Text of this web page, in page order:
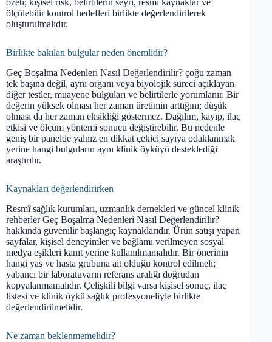
özeti; kişisel risk, belirtilerin seyri, resmî kaynaklar ve
ölçülebilir kontrol hedefleri birlikte değerlendirilerek
oluşturulmalıdır.
Birlikte bakılan bulgular neden önemlidir?
Geç Boşalma Nedenleri Nasıl Değerlendirilir? çoğu zaman
tek başına değil, aynı organı veya biyolojik süreci açıklayan
diğer testler, muayene bulguları ve belirtilerle yorumlanır. Bir
değerin yüksek olması her zaman üretimin arttığını; düşük
olması da her zaman eksikliği göstermez. Dağılım, kayıp, ilaç
etkisi ve ölçüm yöntemi sonucu değiştirebilir. Bu nedenle
geniş bir panelde yalnız en dikkat çekici sayıya odaklanmak
yerine hangi bulguların aynı klinik öyküyü desteklediği
araştırılır.
Kaynakları değerlendirirken
Resmî sağlık kurumları, uzmanlık dernekleri ve güncel klinik
rehberler Geç Boşalma Nedenleri Nasıl Değerlendirilir?
hakkında güvenilir başlangıç kaynaklarıdır. Ürün satışı yapan
sayfalar, kişisel deneyimler ve bağlamı verilmeyen sosyal
medya eşikleri kanıt yerine kullanılmamalıdır. Bir önerinin
hangi yaş ve hasta grubuna ait olduğu kontrol edilmeli;
yabancı bir laboratuvarın referans aralığı doğrudan
kopyalanmamalıdır. Çelişkili bilgi varsa kişisel sonuç, ilaç
listesi ve klinik öykü sağlık profesyoneliyle birlikte
değerlendirilmelidir.
Ne zaman beklenmemelidir?